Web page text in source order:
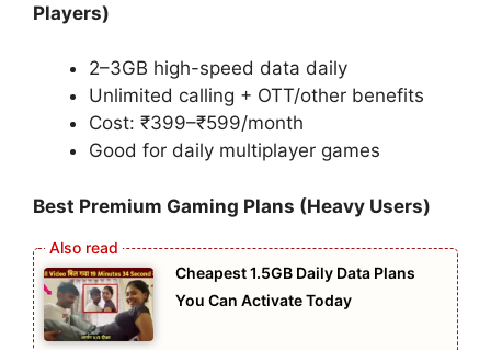
Players)
2–3GB high-speed data daily
Unlimited calling + OTT/other benefits
Cost: ₹399–₹599/month
Good for daily multiplayer games
Best Premium Gaming Plans (Heavy Users)
Cheapest 1.5GB Daily Data Plans
You Can Activate Today